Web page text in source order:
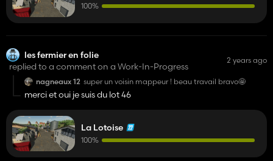
100%
les fermier en folie
replied to a comment on a Work-In-Progress
2 years ago
nagneaux 12 super un voisin mappeur ! beau travail bravo🤩
merci et oui je suis du lot 46
La Lotoise
100%